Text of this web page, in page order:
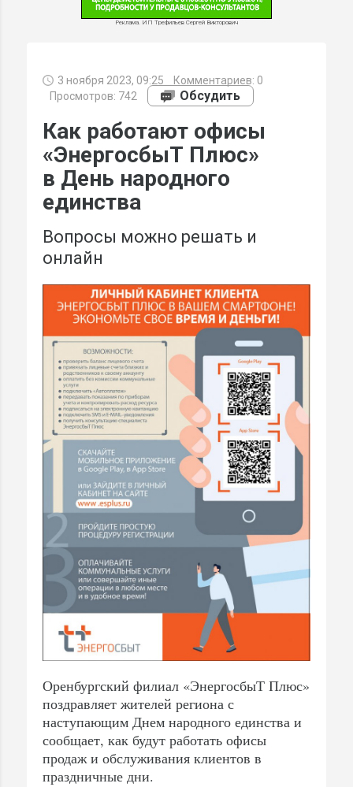
Реклама. ИП Трефильев Сергей Викторович
3 ноября 2023, 09:25 Комментариев: 0
Просмотров: 742
Обсудить
Как работают офисы
«ЭнергосбыТ Плюс»
в День народного
единства
Вопросы можно решать и
онлайн
Оренбургский филиал «ЭнергосбыТ Плюс»
поздравляет жителей региона с
наступающим Днем народного единства и
сообщает, как будут работать офисы
продаж и обслуживания клиентов в
праздничные дни.